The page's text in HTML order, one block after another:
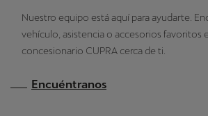
Nuestro equipo está aquí para ayudarte.
vehículo, asistencia o accesorios favoritos
concesionario CUPRA cerca de ti.
Encuéntranos